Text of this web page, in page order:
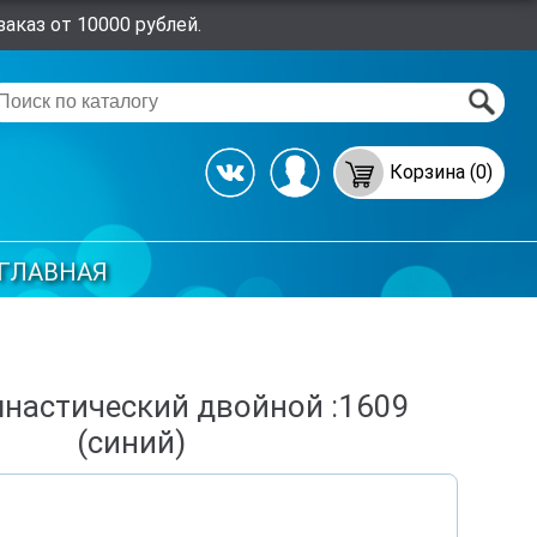
от 10000 рублей.
Корзина (0)
ГЛАВНАЯ
двойной :1609
(синий)